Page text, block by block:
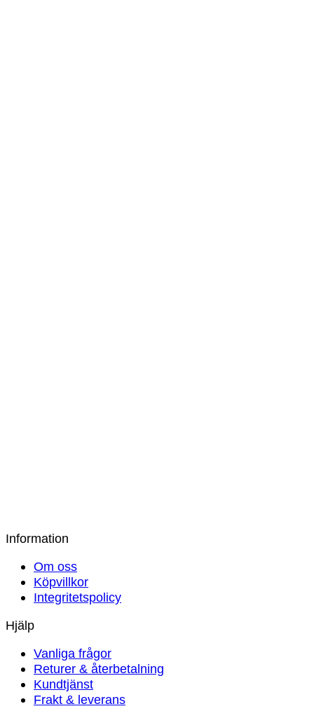
Information
Om oss
Köpvillkor
Integritetspolicy
Hjälp
Vanliga frågor
Returer & återbetalning
Kundtjänst
Frakt & leverans